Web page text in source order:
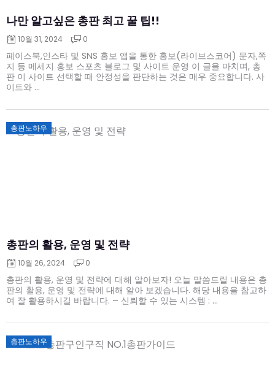
나만 알고싶은 총판 최고 꿀 팁!!
10월 31, 2024 0
페이스북,인스타 및 SNS 홍보 앱을 통한 홍보(라이브스코어) 문자,쪽
지 등 메세지 홍보 스포츠 블로그 및 사이트 운영 이 글을 마치며, 총
판 이 사이트 선택할 때 안정성을 판단하는 것은 매우 중요합니다. 사
이트와 ...
총판노하우
총판의 활용, 운영 및 전략
Posted
on
10월 26, 2024 0
총판의 활용, 운영 및 전략에 대해 알아보자! 오늘 말씀드릴 내용은 총
판의 활용, 운영 및 전략에 대해 알아 보겠습니다. 해당 내용을 참고하
여 잘 활용하시길 바랍니다. – 신뢰할 수 있는 시스템 : ...
총판노하우
Posted
on